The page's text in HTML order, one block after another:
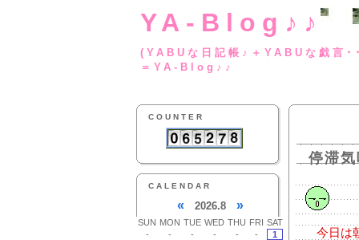
YA-Blog♪♪
(YABUな日記帳♪
＝YA-Blog♪♪
COUNTER
CALENDAR
« 2026.8 »
SUN MON TUE WED THU FRI SAT
-
- - - - -
1
停滞
今日は